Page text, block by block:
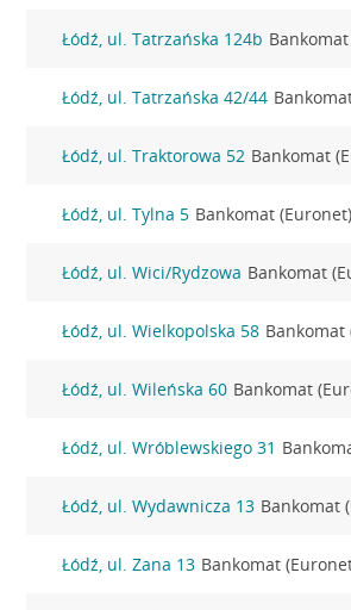
Łódź, ul. Tatrzańska 124b
Łódź, ul. Tatrzańska 42/44
Łódź, ul. Traktorowa 52 Bankomat
Łódź, ul. Tylna 5 Bankomat (Euronet)
Łódź, ul. Wici/Rydzowa Bankomat
Łódź, ul. Wielkopolska 58 Bankomat
Łódź, ul. Wileńska 60 Bankomat
Łódź, ul. Wróblewskiego 31
Łódź, ul. Wydawnicza 13 Bankomat
Łódź, ul. Zana 13 Bankomat